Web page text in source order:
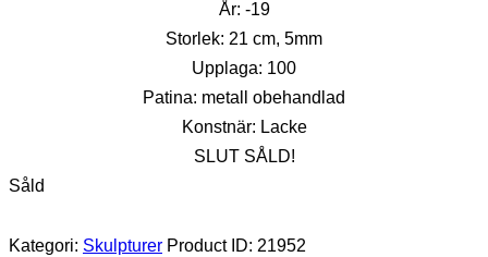
År: -19
Storlek: 21 cm, 5mm
Upplaga: 100
Patina: metall obehandlad
Konstnär: Lacke
SLUT SÅLD!
Såld
Kategori: Skulpturer Product ID: 21952